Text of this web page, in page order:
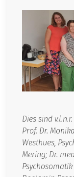
Dies sind
Prof. Dr.
Westhues,
Mering; Dr.